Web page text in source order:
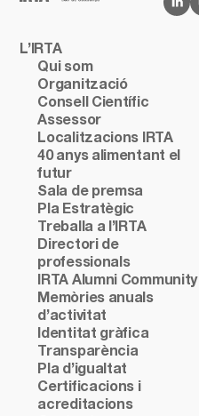
L’IRTA
Qui som
Organització
Consell Científic
Assessor
Localitzacions IRTA
40 anys alimentant el
futur
Sala de premsa
Pla Estratègic
Treballa a l’IRTA
Directori de
professionals
IRTA Alumni Community
Memòries anuals
d’activitat
Identitat gràfica
Transparència
Pla d’igualtat
Certificacions i
acreditacions